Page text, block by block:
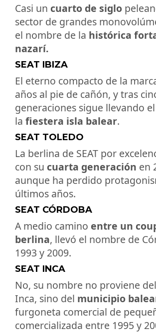
Casi un cuarto de siglo
sector de grandes
el nombre de la histórica
nazarí.
SEAT IBIZA
El eterno compacto de la
años al pie de cañón, y tras
generaciones sigue llevando
la fiestera isla balear.
SEAT TOLEDO
La berlina de SEAT por
con su cuarta generación en
aunque ha perdido
últimos años.
SEAT CÓRDOBA
A medio camino entre un
berlina, llevó el nombre de
1993 y 2009.
SEAT INCA
No, su nombre no proviene
Inca, sino del municipio
furgoneta comercial de
comercializada entre 1995 y